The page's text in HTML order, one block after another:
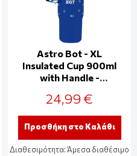
Astro Bot - XL
Insulated Cup 900ml
with Handle -
24,99 €
Προσθήκη στο Καλάθι
Διαθεσιμότητα:Άμεσα διαθέσιμο